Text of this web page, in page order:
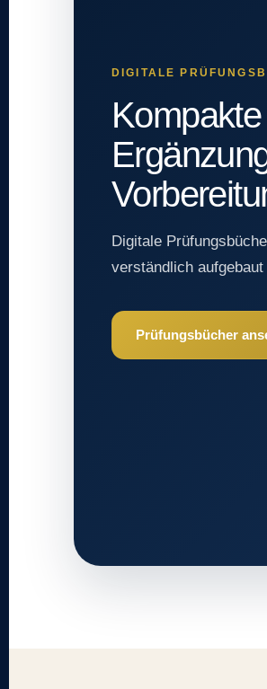
DIGITALE
Digitale
verständlich
Prüfungsbücher